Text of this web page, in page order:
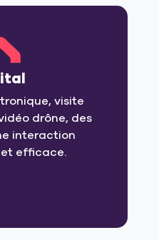
visite
drône, des
interaction
efficace.